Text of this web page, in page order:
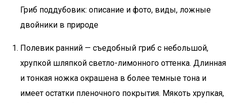
Гриб поддубовик: описание и фото, виды, ложные
двойники в природе
Полевик ранний — съедобный гриб с небольшой,
хрупкой шляпкой светло-лимонного оттенка. Длинная
и тонкая ножка окрашена в более темные тона и
имеет остатки пленочного покрытия. Мякоть хрупкая,